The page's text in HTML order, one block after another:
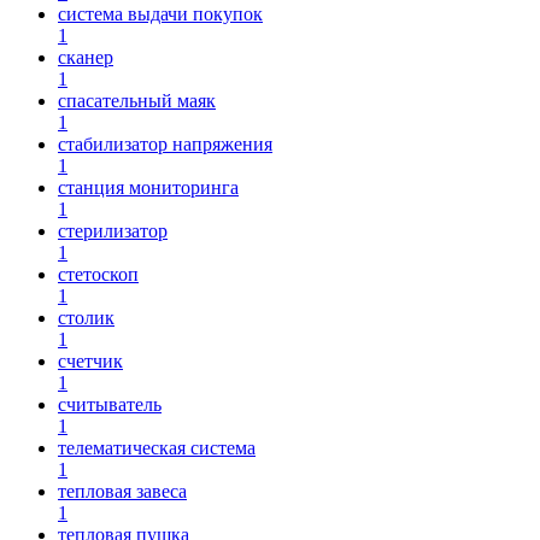
система выдачи покупок
1
сканер
1
спасательный маяк
1
стабилизатор напряжения
1
станция мониторинга
1
стерилизатор
1
стетоскоп
1
столик
1
счетчик
1
считыватель
1
телематическая система
1
тепловая завеса
1
тепловая пушка